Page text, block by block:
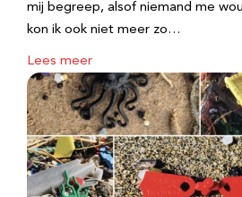
mij begreep, alsof niemand me
kon ik ook niet meer zo…
Lees meer